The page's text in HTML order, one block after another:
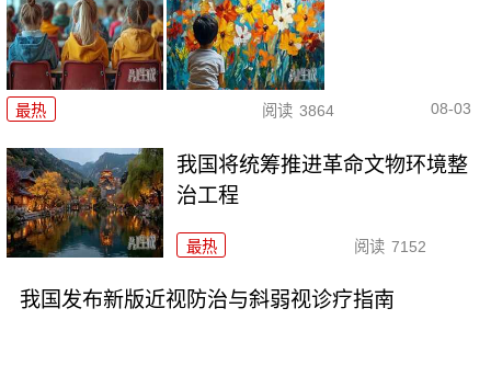
最热 阅读 3864 08-03
我国将统筹推进革命文物环境整
治工程
最热 阅读 7152
我国发布新版近视防治与斜弱视诊疗指南